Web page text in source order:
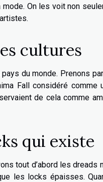
On les voit non
cultures
du monde. Prenons
Fall considéré comme
de cela comme
qui existe
tout d’abord les
les locks épaisses.